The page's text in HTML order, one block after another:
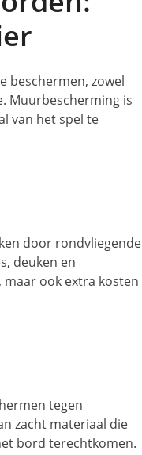
beschermen, zowel
Muurbescherming is
van het spel te
door rondvliegende
deuken en
ook extra kosten
tegen
zacht materiaal die
bord terechtkomen.